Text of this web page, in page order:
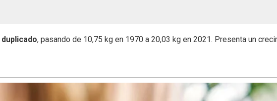
duplicado, pasando de 10,75 kg en 1970 a 20,03 kg en 2021. Presenta un